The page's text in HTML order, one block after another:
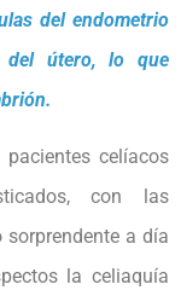
del endometrio
del útero, lo que
celíacos
con las
a día
la celiaquía